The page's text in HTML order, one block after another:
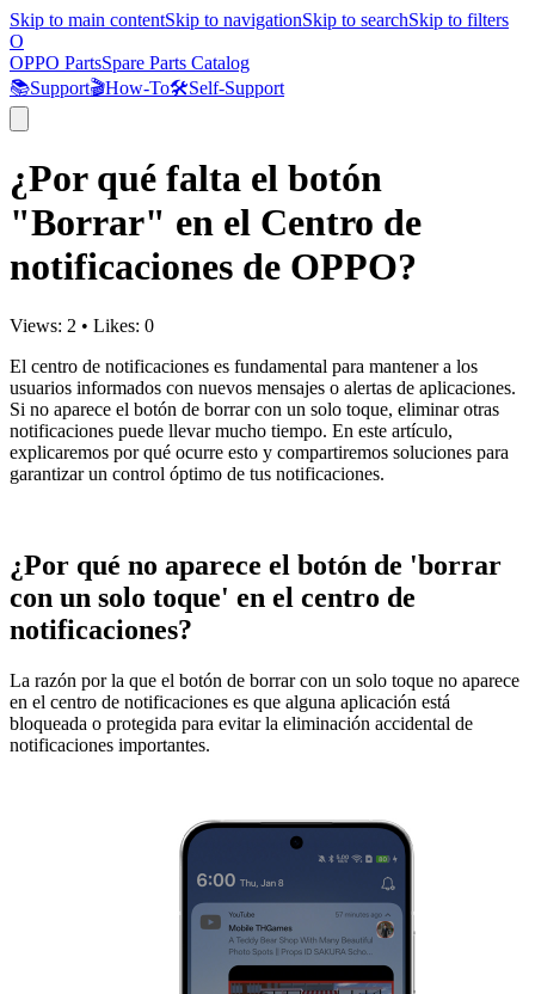
Skip to main contentSkip to navigationSkip to searchSkip to filters
O
OPPO PartsSpare Parts Catalog
📚Support🎬How-To🛠️Self-Support
¿Por qué falta el botón
"Borrar" en el Centro de
notificaciones de OPPO?
Views: 2 • Likes: 0
El centro de notificaciones es fundamental para mantener a los
usuarios informados con nuevos mensajes o alertas de aplicaciones.
Si no aparece el botón de borrar con un solo toque, eliminar otras
notificaciones puede llevar mucho tiempo. En este artículo,
explicaremos por qué ocurre esto y compartiremos soluciones para
garantizar un control óptimo de tus notificaciones.
¿Por qué no aparece el botón de 'borrar
con un solo toque' en el centro de
notificaciones?
La razón por la que el botón de borrar con un solo toque no aparece
en el centro de notificaciones es que alguna aplicación está
bloqueada o protegida para evitar la eliminación accidental de
notificaciones importantes.